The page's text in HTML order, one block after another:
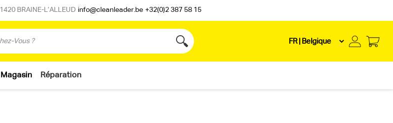
BRAINE-L’ALLEUD info@cleanleader.be +32(0)2 387 58 15
Réparation